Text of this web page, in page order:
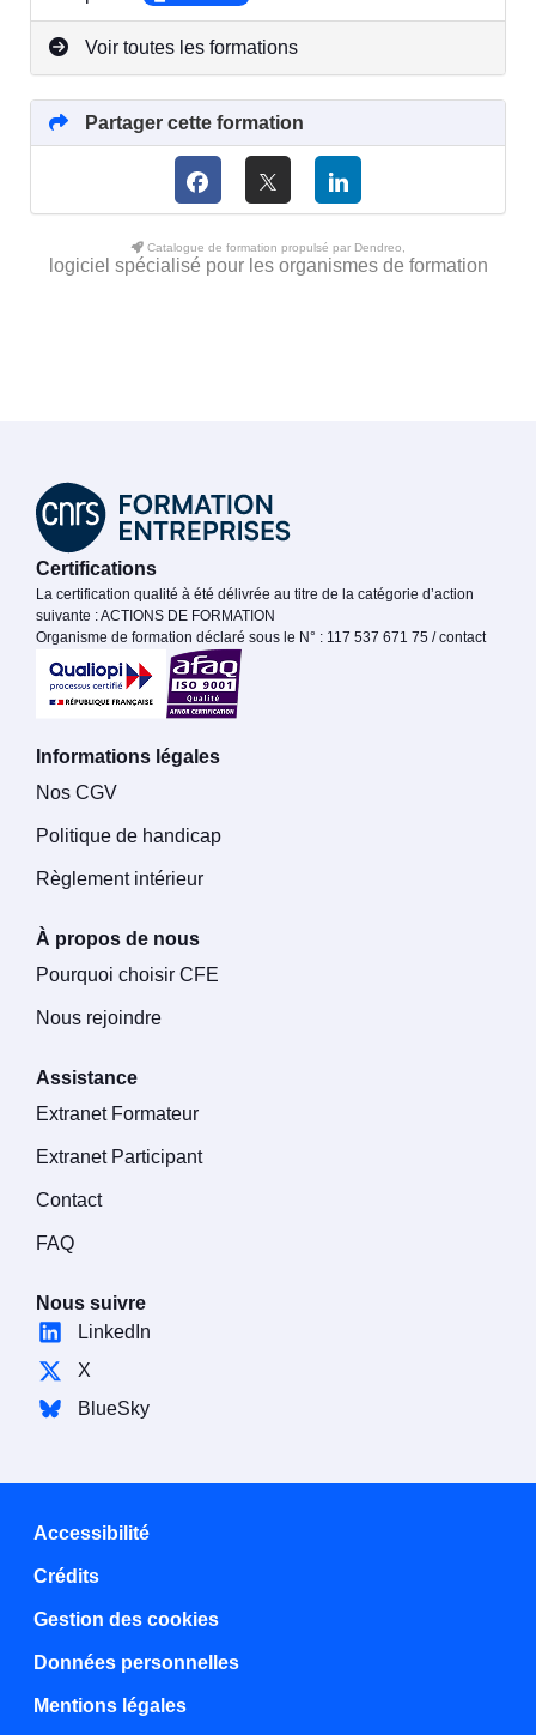
Voir toutes les formations
Partager cette formation
Catalogue de formation propulsé par Dendreo,
logiciel spécialisé pour les organismes de formation
Certifications
La certification qualité à été délivrée au titre de la catégorie d’action
suivante : ACTIONS DE FORMATION
Organisme de formation déclaré sous le N° : 117 537 671 75 / contact
Informations légales
Nos CGV
Politique de handicap
Règlement intérieur
À propos de nous
Pourquoi choisir CFE
Nous rejoindre
Assistance
Extranet Formateur
Extranet Participant
Contact
FAQ
Nous suivre
LinkedIn
X
BlueSky
Accessibilité
Crédits
Gestion des cookies
Données personnelles
Mentions légales